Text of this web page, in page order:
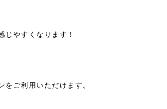
やすくなります！
ご利用いただけます。